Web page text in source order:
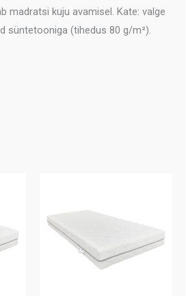
madratsi kuju avamisel. Kate: valge
süntetooniga (tihedus 80 g/m²).